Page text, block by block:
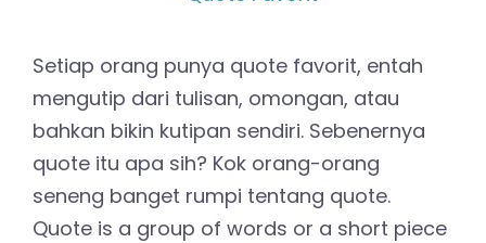
Setiap orang punya quote favorit, entah
mengutip dari tulisan, omongan, atau
bahkan bikin kutipan sendiri. Sebenernya
quote itu apa sih? Kok orang-orang
seneng banget rumpi tentang quote.
Quote is a group of words or a short piece